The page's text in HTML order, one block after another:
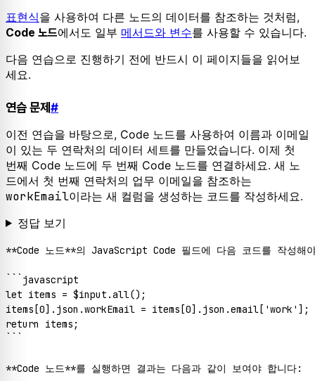
표현식을 사용하여 다른 노드의 데이터를 참조하는 것처럼,
Code 노드에서도 일부 메서드와 변수를 사용할 수 있습니다.
다음 연습으로 진행하기 전에 반드시 이 페이지들을 읽어보
세요.
연습 문제#
이전 연습을 바탕으로, Code 노드를 사용하여 이름과 이메일
이 있는 두 연락처의 데이터 세트를 만들었습니다. 이제 첫
번째 Code 노드에 두 번째 Code 노드를 연결하세요. 새 노
드에서 첫 번째 연락처의 업무 이메일을 참조하는
workEmail이라는 새 컬럼을 생성하는 코드를 작성하세요.
정답 보기
**Code 노드**의 JavaScript Code 필드에 다음 코드를 작성해
```javascript
let items = $input.all();
items[0].json.workEmail = items[0].json.email['work'];
return items;
**Code 노드**를 실행하면 결과는 다음과 같이 보여야 합니다: